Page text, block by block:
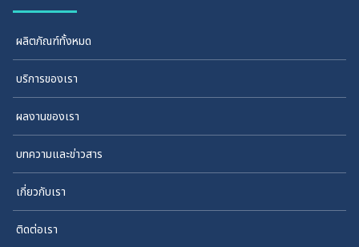
ผลิตภัณฑ์ทั้งหมด
บริการของเรา
ผลงานของเรา
บทความและข่าวสาร
เกี่ยวกับเรา
ติดต่อเรา